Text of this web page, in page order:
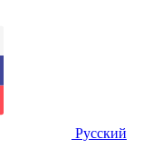
Русский